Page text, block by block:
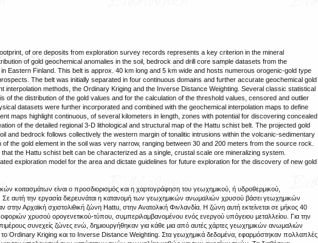
of ore deposits from exploration survey records represents a key criterion in the mineral
of gold geochemical anomalies in the soil, bedrock and drill core sample datasets from the
Eastern Finland. This belt is approx. 40 km long and 5 km wide and hosts numerous orogenic-gold type
The belt was initially separated in four continuous domains and further accurate geochemical gold
methods, the Ordinary Kriging and the Inverse Distance Weighting. Several classic statistical
of the distribution of the gold values and for the calculation of the threshold values, censored and outlier
datasets were further incorporated and combined with the geochemical interpolation maps to define
maps highlight continuous, of several kilometers in length, zones with potential for discovering concealed
of the detailed regional 3-D lithological and structural map of the Hattu schist belt. The projected gold
and bedrock follows collectively the western margin of tonalitic intrusions within the volcanic-sedimentary
the gold element in the soil was very narrow, ranging between 30 and 200 meters from the source rock.
the Hattu schist belt can be characterized as a single, crustal scale ore mineralizing system.
exploration model for the area and dictate guidelines for future exploration for the discovery of new gold
κοιτασμάτων είναι ο προσδιορισμός και η χαρτογράφηση του γεωχημικού, ή υδροθερμικού,
την εργασία διερευνάται η κατανομή των γεωχημικών ανωμαλιών χρυσού βάσει γεωχημικών
Αρχαϊκή σχιστολιθική ζώνη Hattu, στην Ανατολική Φινλανδία. Η ζώνη αυτή εκτείνεται σε μήκος 40
χρυσού ορογενετικού-τύπου, συμπεριλαμβανομένου ενός ενεργού υπόγειου μεταλλείου. Για την
συνεχείς ζώνες ενώ, δημιουργήθηκαν για κάθε μια από αυτές χάρτες γεωχημικών ανωμαλιών
Ordinary Kriging και το Inverse Distance Weighting. Στα γεωχημικά δεδομένα, εφαρμόστηκαν πολλαπλές